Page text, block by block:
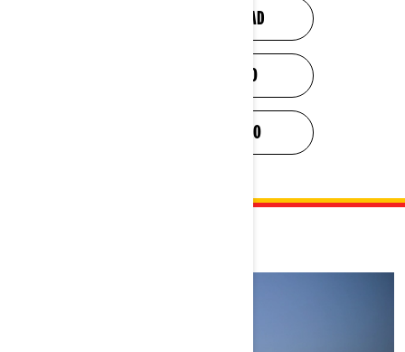
VÍDEO DE SEGURIDAD
SICHERHEITSVIDEO
TURVALLISUUSVIDEO